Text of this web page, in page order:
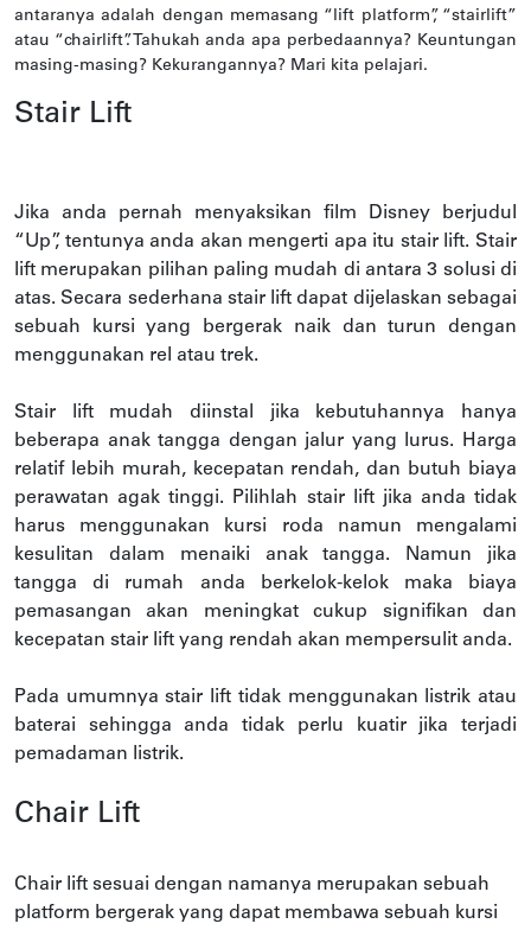
antaranya adalah dengan memasang “lift platform”, “stairlift”
atau “chairlift”. Tahukah anda apa perbedaannya? Keuntungan
masing-masing? Kekurangannya? Mari kita pelajari.
Stair Lift
Jika anda pernah menyaksikan film Disney berjudul
“Up”, tentunya anda akan mengerti apa itu stair lift. Stair
lift merupakan pilihan paling mudah di antara 3 solusi di
atas. Secara sederhana stair lift dapat dijelaskan sebagai
sebuah kursi yang bergerak naik dan turun dengan
menggunakan rel atau trek.
Stair lift mudah diinstal jika kebutuhannya hanya
beberapa anak tangga dengan jalur yang lurus. Harga
relatif lebih murah, kecepatan rendah, dan butuh biaya
perawatan agak tinggi. Pilihlah stair lift jika anda tidak
harus menggunakan kursi roda namun mengalami
kesulitan dalam menaiki anak tangga. Namun jika
tangga di rumah anda berkelok-kelok maka biaya
pemasangan akan meningkat cukup signifikan dan
kecepatan stair lift yang rendah akan mempersulit anda.
Pada umumnya stair lift tidak menggunakan listrik atau
baterai sehingga anda tidak perlu kuatir jika terjadi
pemadaman listrik.
Chair Lift
Chair lift sesuai dengan namanya merupakan sebuah
platform bergerak yang dapat membawa sebuah kursi